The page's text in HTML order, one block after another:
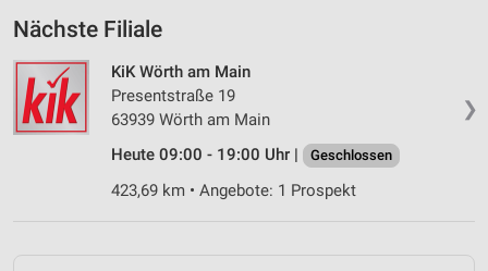
Nächste Filiale
❯
KiK Wörth am Main
Presentstraße 19
63939 Wörth am Main
Heute 09:00 - 19:00 Uhr |
Geschlossen
423,69 km • Angebote: 1 Prospekt